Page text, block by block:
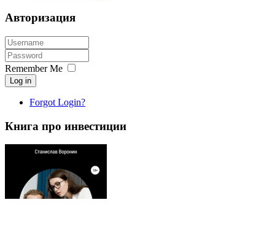
Авторизация
Remember Me
Log in
Forgot Login?
Книга про инвестиции